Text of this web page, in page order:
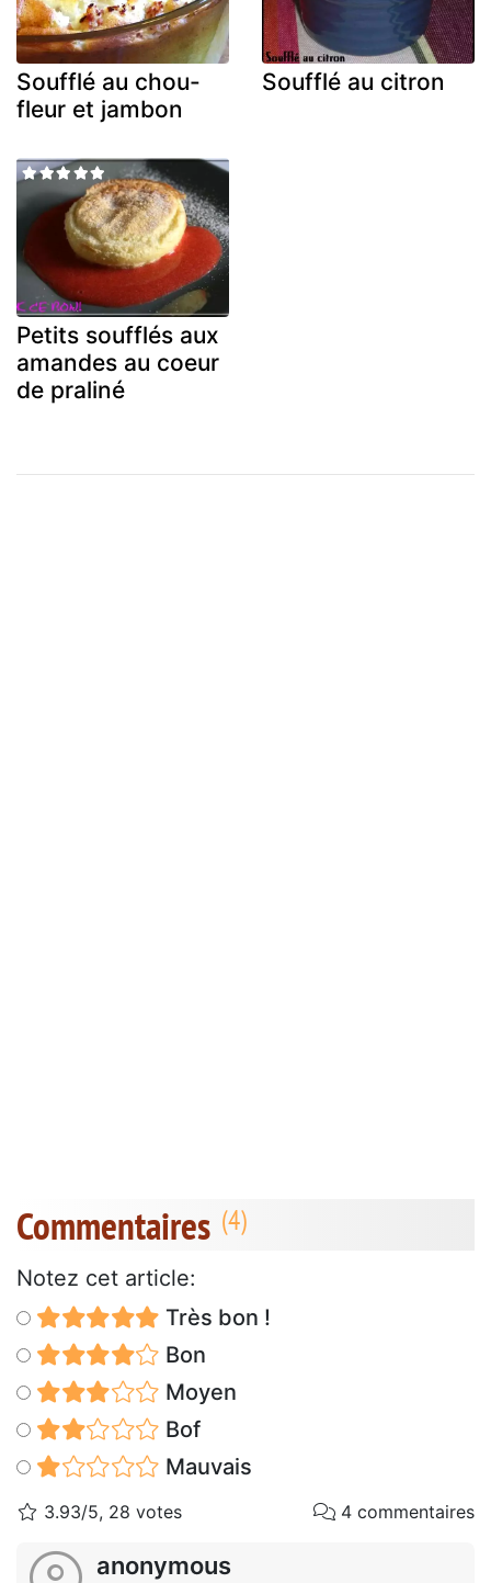
Soufflé au chou-
fleur et jambon
Soufflé au citron
Petits soufflés aux
amandes au coeur
de praliné
Commentaires
Notez cet article:
Très bon !
Bon
Moyen
Bof
Mauvais
3.93/5, 28 votes 4 commentaires
anonymous